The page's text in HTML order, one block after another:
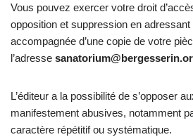
Vous pouvez exercer votre droit
opposition et suppression en
accompagnée d’une copie de votre
l’adresse
L’éditeur a la possibilité de s’opposer
manifestement abusives, notamment
caractère répétitif ou systématique.